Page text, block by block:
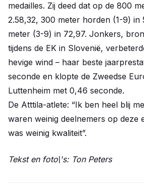
medailles. Zij deed dat op de 800
2.58,32, 300 meter horden (1-9)
meter (3-9) in 72,97. Jonkers,
tijdens de EK in Slovenië,
hevige wind – haar beste
seconde en klopte de Zweedse
Luttenheim met 0,46 seconde.
De Atttila-atlete: “Ik ben heel blij
waren weinig deelnemers op deze
was weinig kwaliteit”.
Tekst en foto\'s: Ton Peters